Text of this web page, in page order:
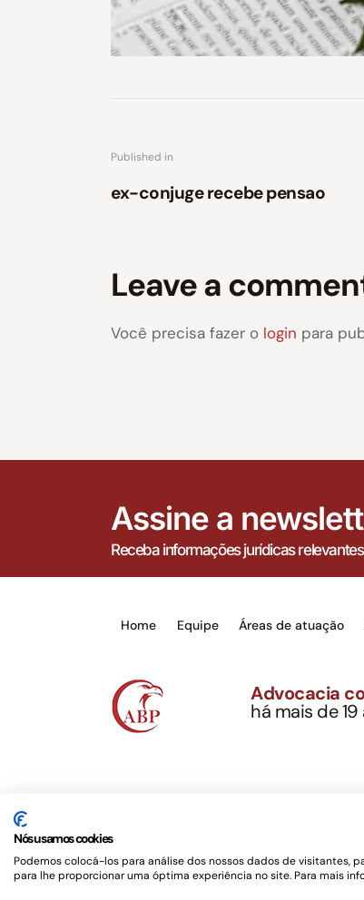
Published in
ex-conjuge recebe pensao
Leave a
Você precisa fazer o login para
Assine a
Receba informações jurídicas relevantes
Home Equipe Áreas de atuação
Advocacia
há mais de
Este site não é um produto Meta
serviços jurídicos, privativos de
OAB/SP nº 22477 –
Desenvolvido porRotamaxima Digital
Nós usamos cookies
Podemos colocá-los para análise dos nossos dados de visitantes,
para lhe proporcionar uma óptima experiência no site. Para mais